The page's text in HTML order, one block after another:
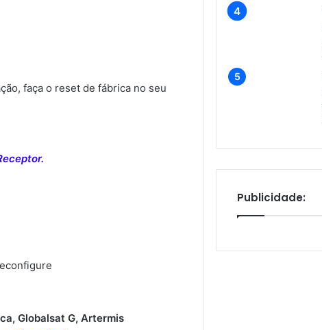
faça o reset de fábrica no seu
Globalsat G, Artermis
Publicidade: